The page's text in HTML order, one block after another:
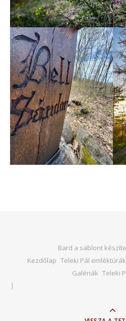
Bard a sablont
Kezdőlap Teleki Pál emléktúrák
Galériák Teleki